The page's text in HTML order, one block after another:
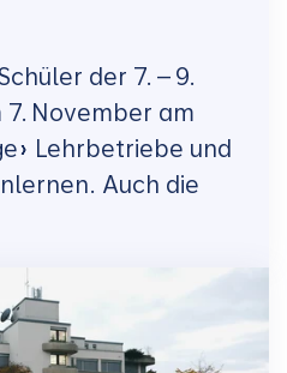
der 7. – 9.
7. November am
Lehrbetriebe und
Auch die